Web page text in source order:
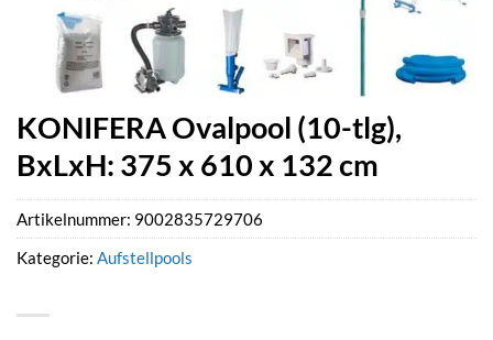
KONIFERA Ovalpool (10-tlg),
BxLxH: 375 x 610 x 132 cm
Artikelnummer: 9002835729706
Kategorie: Aufstellpools